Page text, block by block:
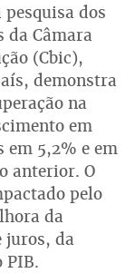
dos
Câmara
(Cbic),
demonstra
na
em
5,2% e em
anterior. O
pelo
da
juros, da
PIB.